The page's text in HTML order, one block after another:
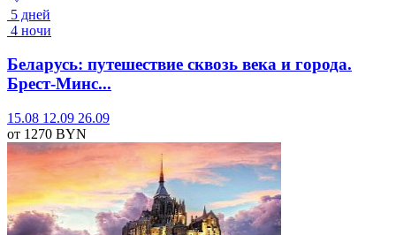
5 дней
4 ночи
Беларусь: путешествие сквозь века и города.
Брест-Минс...
15.08 12.09 26.09
от 1270 BYN